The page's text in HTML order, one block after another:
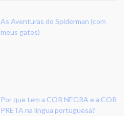
As Aventuras do Spiderman (com
meus gatos)
Por que tem a COR NEGRA e a COR
PRETA na língua portuguesa?